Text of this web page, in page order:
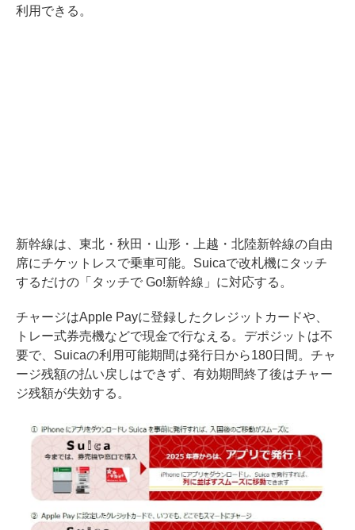
利用できる。
新幹線は、東北・秋田・山形・上越・北陸新幹線の自由
席にチケットレスで乗車可能。Suicaで改札機にタッチ
するだけの「タッチで Go!新幹線」に対応する。
チャージはApple Payに登録したクレジットカードや、
トレー式券売機などで現金で行なえる。デポジットは不
要で、Suicaの利用可能期間は発行日から180日間。チャ
ージ残額の払い戻しはできず、有効期間終了後はチャー
ジ残額が失効する。